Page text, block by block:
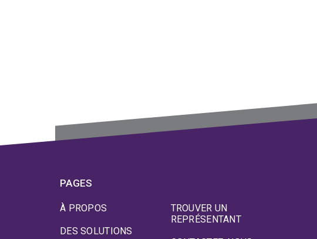
PAGES
À PROPOS
DES SOLUTIONS
TROUVER UN
REPRÉSENTANT